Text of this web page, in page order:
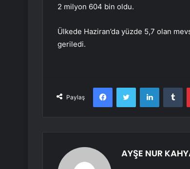
2 milyon 604 bin oldu.
Ülkede Haziran’da yüzde 5,7 olan
geriledi.
Paylaş
FacebookTwitter LinkedIn
AYŞE NUR